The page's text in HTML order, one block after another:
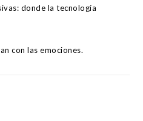
donde la tecnología
con las emociones.